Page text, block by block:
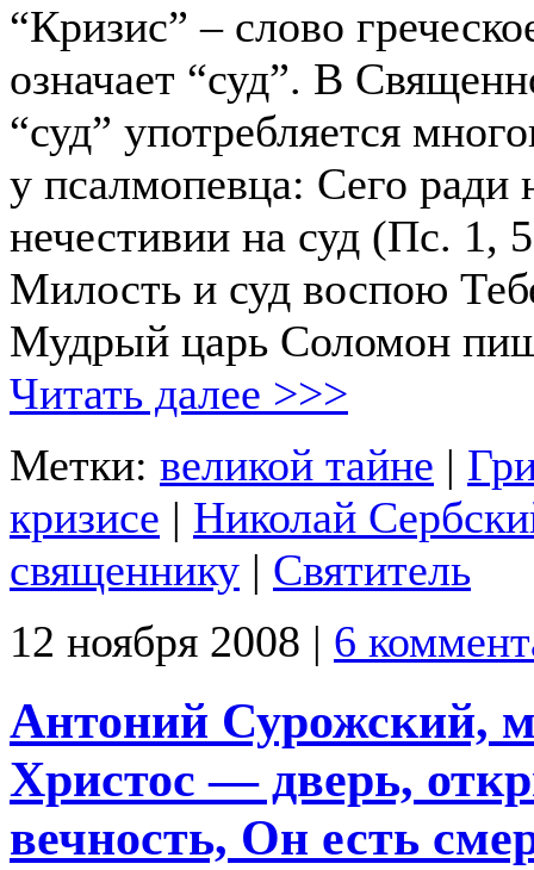
“Кризис” – слово
означает “суд”. В
“суд” употребляется
у псалмопевца: Сего ради
нечестивии на суд (Пс. 1,
Милость и суд воспою
Мудрый царь Соломон
Читать далее >>>
Метки: великой тайне |
кризисе | Николай
священнику | Святитель
12 ноября 2008 | 6
Антоний Сурожский,
Христос — дверь,
вечность, Он есть